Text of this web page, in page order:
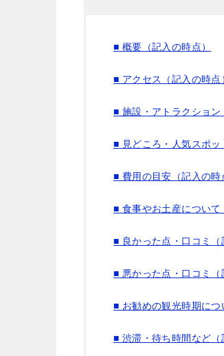
■ 概要（記入の時点）
■ アクセス（記入の時点
■ 施設・アトラクション
■ 見どころ・人気スポッ
■ 費用の目安（記入の時
■ 食事やお土産について
■ 良かった点・口コミ（
■ 悪かった点・口コミ（
■ お勧めの観光時期につ
■ 渋滞・待ち時間など（